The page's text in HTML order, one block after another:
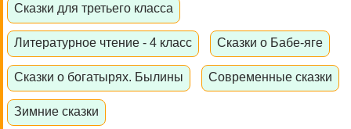
Сказки для третьего класса
Литературное чтение - 4 класс Сказки о Бабе-яге
Сказки о богатырях. Былины Современные сказки
Зимние сказки